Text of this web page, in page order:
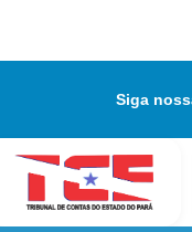
Siga